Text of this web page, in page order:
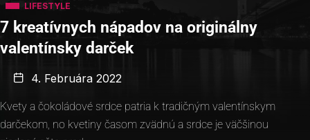
LIFESTYLE
7 kreatívnych nápadov na originálny
valentínsky darček
4. Februára 2022
Kvety a čokoládové srdce patria k tradičným valentínskym
darčekom, no kvetiny časom zvädnú a srdce je väčšinou